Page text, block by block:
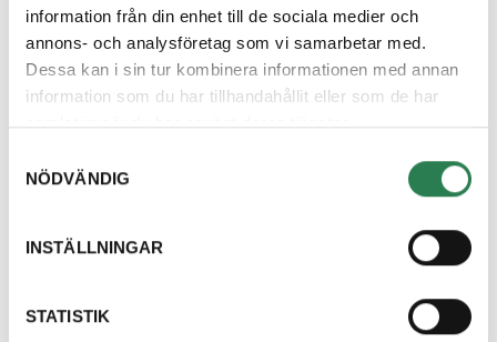
information från din enhet till de sociala medier och
annons- och analysföretag som vi samarbetar med.
Dessa kan i sin tur kombinera informationen med annan
information som du har tillhandahållit eller som de har
samlat in när du har använt deras tjänster.
NÖDVÄNDIG
INSTÄLLNINGAR
STATISTIK
Hittar du inte svar
på din fråga?
Välkommen att kontakta oss, vi finns här för